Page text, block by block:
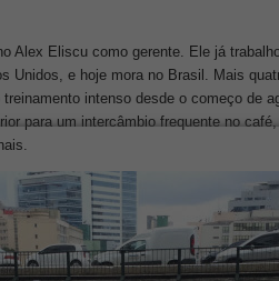
Alex Eliscu como gerente. Ele já
Unidos, e hoje mora no Brasil. Mais
treinamento intenso desde o começo de
para um intercâmbio frequente no